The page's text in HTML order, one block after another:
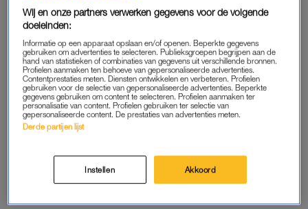
Wij en onze partners verwerken gegevens voor de volgende
doeleinden:
Informatie op een apparaat opslaan en/of openen. Beperkte gegevens
gebruiken om advertenties te selecteren. Publieksgroepen begrijpen aan de
hand van statistieken of combinaties van gegevens uit verschillende bronnen.
Profielen aanmaken ten behoeve van gepersonaliseerde advertenties.
Contentprestaties meten. Diensten ontwikkelen en verbeteren. Profielen
gebruiken voor de selectie van gepersonaliseerde advertenties. Beperkte
gegevens gebruiken om content te selecteren. Profielen aanmaken ter
personalisatie van content. Profielen gebruiken ter selectie van
gepersonaliseerde content. De prestaties van advertenties meten.
Derde partijen lijst
Instellen Akkoord